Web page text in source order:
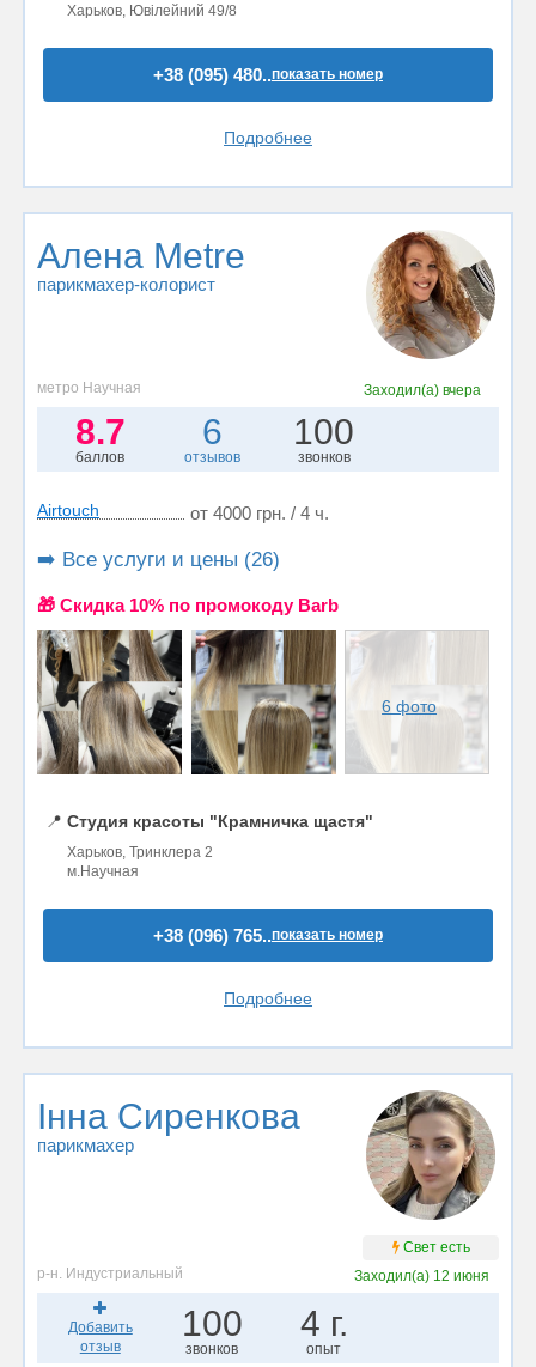
Харьков, Ювілейний 49/8
+38 (095) 480..показать номер
Подробнее
Алена Metre
парикмахер-колорист
метро Научная Заходил(а) вчера
8.7
баллов
6
отзывов
100
звонков
Airtouch от 4000 грн. / 4 ч.
➡️ Все услуги и цены (26)
🎁 Cкидка 10% по промокоду Barb
6 фото
📍 Студия красоты "Крамничка щастя"
Харьков, Тринклера 2
м.Научная
+38 (096) 765..показать номер
Подробнее
Інна Сиренкова
парикмахер
Свет есть
р-н. Индустриальный
Заходил(а) 12 июня
Добавить
отзыв
100
звонков
4 г.
опыт